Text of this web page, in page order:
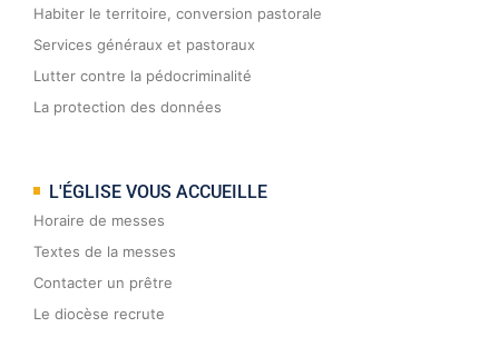
Habiter le territoire, conversion pastorale
Services généraux et pastoraux
Lutter contre la pédocriminalité
La protection des données
L'ÉGLISE VOUS ACCUEILLE
Horaire de messes
Textes de la messes
Contacter un prêtre
Le diocèse recrute